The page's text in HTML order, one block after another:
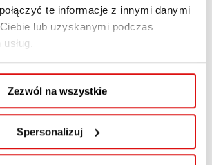
te informacje z innymi danymi
lub uzyskanymi podczas
Zezwól na wszystkie
Spersonalizuj